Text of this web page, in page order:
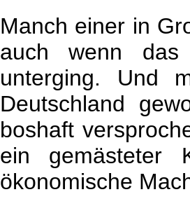
Manch einer in
auch wenn das
unterging. Und
Deutschland
boshaft
ein gemästeter
ökonomische